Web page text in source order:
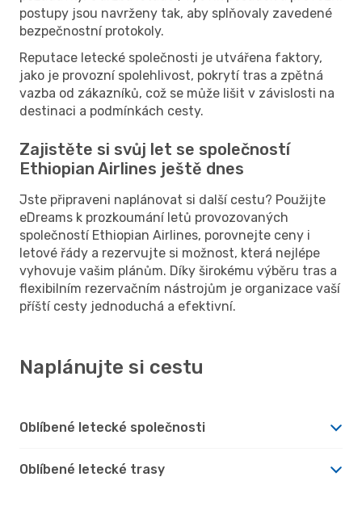
postupy jsou navrženy tak, aby splňovaly zavedené
bezpečnostní protokoly.
Reputace letecké společnosti je utvářena faktory,
jako je provozní spolehlivost, pokrytí tras a zpětná
vazba od zákazníků, což se může lišit v závislosti na
destinaci a podmínkách cesty.
Zajistěte si svůj let se společností
Ethiopian Airlines ještě dnes
Jste připraveni naplánovat si další cestu? Použijte
eDreams k prozkoumání letů provozovaných
společností Ethiopian Airlines, porovnejte ceny i
letové řády a rezervujte si možnost, která nejlépe
vyhovuje vašim plánům. Díky širokému výběru tras a
flexibilním rezervačním nástrojům je organizace vaší
příští cesty jednoduchá a efektivní.
Naplánujte si cestu
Oblíbené letecké společnosti
Oblíbené letecké trasy